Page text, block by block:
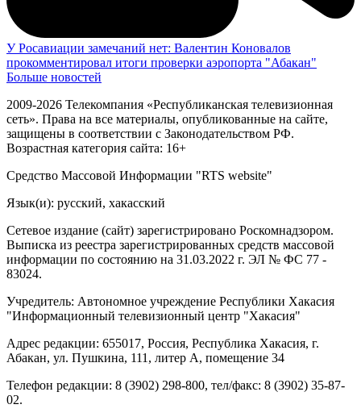
У Росавиации замечаний нет: Валентин Коновалов
прокомментировал итоги проверки аэропорта "Абакан"
Больше новостей
2009-2026 Телекомпания «Республиканская телевизионная
сеть». Права на все материалы, опубликованные на сайте,
защищены в соответствии с Законодательством РФ.
Возрастная категория сайта: 16+
Средство Массовой Информации "RTS website"
Язык(и): русский, хакасский
Сетевое издание (сайт) зарегистрировано Роскомнадзором.
Выписка из реестра зарегистрированных средств массовой
информации по состоянию на 31.03.2022 г. ЭЛ № ФС 77 -
83024.
Учредитель: Автономное учреждение Республики Хакасия
"Информационный телевизионный центр "Хакасия"
Адрес редакции: 655017, Россия, Республика Хакасия, г.
Абакан, ул. Пушкина, 111, литер А, помещение 34
Телефон редакции: 8 (3902) 298-800, тел/факс: 8 (3902) 35-87-
02.